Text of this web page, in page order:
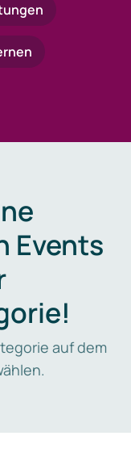
Events
auf dem